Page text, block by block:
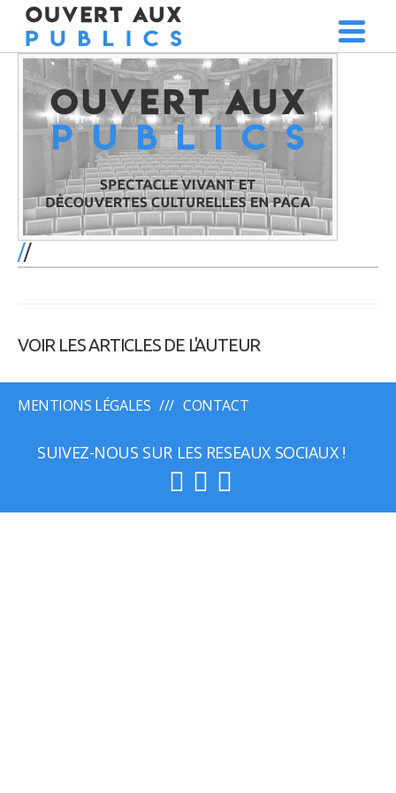
/
VOIR LES ARTICLES DE L'AUTEUR
MENTIONS LÉGALES CONTACT
SUIVEZ-NOUS SUR LES RESEAUX SOCIAUX !